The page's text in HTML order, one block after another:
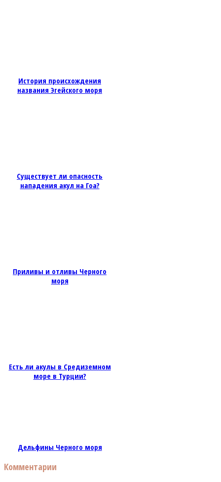
История происхождения
названия Эгейского моря
Существует ли опасность
нападения акул на Гоа?
Приливы и отливы Черного
моря
Есть ли акулы в Средиземном
море в Турции?
Дельфины Черного моря
Комментарии